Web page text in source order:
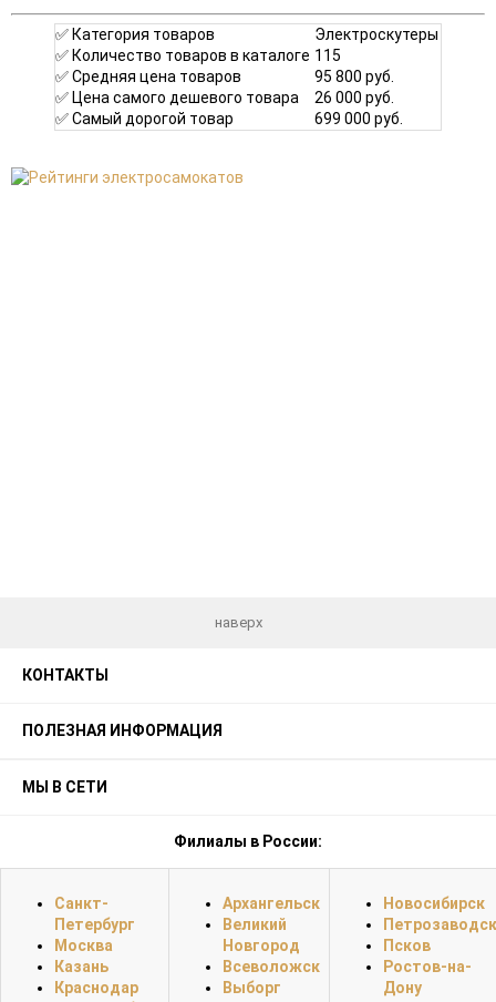
✅ Категория товаров
Электроскутеры
✅ Количество товаров в каталоге 115
✅ Средняя цена товаров
95 800 руб.
✅ Цена самого дешевого товара
26 000 руб.
✅ Самый дорогой товар
699 000 руб.
наверх
КОНТАКТЫ
ПОЛЕЗНАЯ ИНФОРМАЦИЯ
МЫ В СЕТИ
Филиалы в России:
Санкт-
Петербург
Москва
Казань
Краснодар
Архангельск
Великий
Новгород
Всеволожск
Выборг
Новосибирск
Петрозаводск
Псков
Ростов-на-
Дону